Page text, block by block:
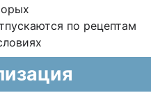
по рецептам